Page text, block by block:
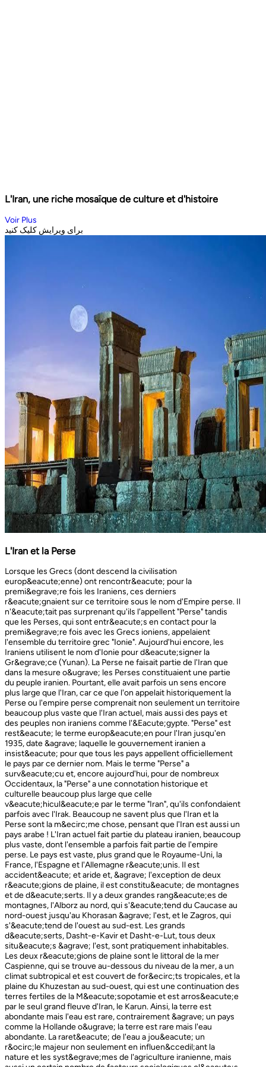
L'Iran, une riche mosaïque de culture et d'histoire
Voir Plus
برای ویرایش کلیک کنید
L'Iran et la Perse
Lorsque les Grecs (dont descend la civilisation europ&eacute;enne) ont rencontr&eacute; pour la premi&egrave;re fois les Iraniens, ces derniers r&eacute;gnaient sur ce territoire sous le nom d'Empire perse. Il n'&eacute;tait pas surprenant qu'ils l'appellent "Perse" tandis que les Perses, qui sont entr&eacute;s en contact pour la premi&egrave;re fois avec les Grecs ioniens, appelaient l'ensemble du territoire grec "Ionie". Aujourd'hui encore, les Iraniens utilisent le nom d'Ionie pour d&eacute;signer la Gr&egrave;ce (Yunan). La Perse ne faisait partie de l'Iran que dans la mesure o&ugrave; les Perses constituaient une partie du peuple iranien. Pourtant, elle avait parfois un sens encore plus large que l'Iran, car ce que l'on appelait historiquement la Perse ou l'empire perse comprenait non seulement un territoire beaucoup plus vaste que l'Iran actuel, mais aussi des pays et des peuples non iraniens comme l'&Eacute;gypte. "Perse" est rest&eacute; le terme europ&eacute;en pour l'Iran jusqu'en 1935, date &agrave; laquelle le gouvernement iranien a insist&eacute; pour que tous les pays appellent officiellement le pays par ce dernier nom. Mais le terme "Perse" a surv&eacute;cu et, encore aujourd'hui, pour de nombreux Occidentaux, la "Perse" a une connotation historique et culturelle beaucoup plus large que celle v&eacute;hicul&eacute;e par le terme "Iran", qu'ils confondaient parfois avec l'Irak. Beaucoup ne savent plus que l'Iran et la Perse sont la m&ecirc;me chose, pensant que l'Iran est aussi un pays arabe ! L'Iran actuel fait partie du plateau iranien, beaucoup plus vaste, dont l'ensemble a parfois fait partie de l'empire perse. Le pays est vaste, plus grand que le Royaume-Uni, la France, l'Espagne et l'Allemagne r&eacute;unis. Il est accident&eacute; et aride et, &agrave; l'exception de deux r&eacute;gions de plaine, il est constitu&eacute; de montagnes et de d&eacute;serts. Il y a deux grandes rang&eacute;es de montagnes, l'Alborz au nord, qui s'&eacute;tend du Caucase au nord-ouest jusqu'au Khorasan &agrave; l'est, et le Zagros, qui s'&eacute;tend de l'ouest au sud-est. Les grands d&eacute;serts, Dasht-e-Kavir et Dasht-e-Lut, tous deux situ&eacute;s &agrave; l'est, sont pratiquement inhabitables. Les deux r&eacute;gions de plaine sont le littoral de la mer Caspienne, qui se trouve au-dessous du niveau de la mer, a un climat subtropical et est couvert de for&ecirc;ts tropicales, et la plaine du Khuzestan au sud-ouest, qui est une continuation des terres fertiles de la M&eacute;sopotamie et est arros&eacute;e par le seul grand fleuve d'Iran, le Karun. Ainsi, la terre est abondante mais l'eau est rare, contrairement &agrave; un pays comme la Hollande o&ugrave; la terre est rare mais l'eau abondante. La raret&eacute; de l'eau a jou&eacute; un r&ocirc;le majeur non seulement en influen&ccedil;ant la nature et les syst&egrave;mes de l'agriculture iranienne, mais aussi un certain nombre de facteurs sociologiques cl&eacute;s, y compris la cause et la nature des &Eacute;tats iraniens. L'&eacute;tendue des montagnes et du d&eacute;sert a naturellement divis&eacute; la population iranienne en groupes relativement isol&eacute;s. Mais l'aridit&eacute; a jou&eacute; un r&ocirc;le encore plus important &agrave; cet &eacute;gard, et ce au niveau des plus petites unit&eacute;s sociales. Dans la majeure partie du pays, l'agriculture et l'&eacute;levage du b&eacute;tail n'&eacute;taient possibles que l&agrave; o&ugrave; l'eau de pluie naturelle, un petit ruisseau, un canal d'eau souterrain, appel&eacute; Qanat, ou une combinaison de ces &eacute;l&eacute;ments fournissait l'approvisionnement minimal n&eacute;cessaire en eau. Le Qanat ou Kariz est un d&eacute;veloppement ing&eacute;nieux des temps anciens, qui remonte &agrave; bien avant la fondation de l'empire perse. &Agrave; partir d'une nappe phr&eacute;atique existante dans les hautes terres, un tunnel est creus&eacute; sous le sol, en pente descendante vers les basses terres (pr&egrave;s des fermes environnantes) o&ugrave; il remonte &agrave; la surface. L'eau qui s'&eacute;coule de la source par gravit&eacute; est ensuite distribu&eacute;e par d'&eacute;troits canaux l&agrave; o&ugrave; elle est n&eacute;cessaire pour l'irrigation et d'autres usages. Le peuple iranien &Agrave; l'origine, les Iraniens &eacute;taient plus une ethnie qu'une nation et les perses se comptaient comme un groupe parmi un bon nombre des Iraniens. A part le pays qui s'appelle aujourd'hui l'Iran, l'Afghanistan et le Tadjikistan appartiennent &eacute;galement &agrave; un territoire iranien plus large dans leurs concepts historiques et culturels. En plus la domaine culturelle iranienne d&eacute;passe encore plus loin que la fronti&egrave;re de l&rsquo;ensemble de ces trois pays et s'&eacute;tendant jusqu&rsquo;au cot&eacute; nordique de l'Inde, l'Ouzb&eacute;kistan, le Turkm&eacute;nistan, le Caucase et l'Anatolie : Aujourd&rsquo;hui , c&rsquo;est ce que l&rsquo;on appelle &lsquo;&rsquo; Monde Persan&rsquo;&rsquo; La langue persane est une des langues iraniennes, alors qu&rsquo;il en existe d'autres vari&eacute;t&eacute;s dont le kurde et le pashto. En Iran, certaines langues locales sont encore parl&eacute;es en tant que des langues vivantes tandis que d&rsquo;autre langues r&eacute;gionales que l&rsquo;iranienne sont &eacute;galement parl&eacute;s en Iran tels que le turc et l&rsquo;arabe. En plus, d'autres formats de la langue persane sont parl&eacute;es en Afghanistan et au Tadjikistan, si bien que les r&eacute;sidents dans ces trois pays arrivent &agrave; se comprendre lors de la conversation et de la communication litt&eacute;raire. Egalement d'autres dialectes persans sont parl&eacute;s en Iran. A vraie dire , n&rsquo;importe quel argument &agrave; propos de l&rsquo;histoire de l&rsquo;Iran, de son &eacute;conomie et de sa politique ne serait pas raisonnable sauf qu&rsquo;on puisse tenir en compte les nomades qui ont &eacute;tabli leurs royaume &agrave; partir de l&rsquo;&eacute;poque des Perses au Qajars qui r&eacute;gnaient jusuq&rsquo;aux20&egrave;me si&egrave;cle. Suit &agrave; la recherches des p&acirc;turages encore plus verts et des sols fertils, diff&eacute;rents &eacute;thnies comme le turques, sont partis vers les r&eacute;gions au nord, nord-est et l&rsquo;est de la Perse . Apr&egrave;s avoir s&rsquo;h&eacute;berger , ils fallait qu&rsquo;ils se pr&eacute;par&egrave;rent pour faire face aux &eacute;nemies etrang&egrave;res . La s&egrave;cheresse, l&rsquo;aridit&eacute; et la densit&eacute; de la population dan leurs propres r&eacute;gions fut la cause de l&rsquo;immigration vers la Perse. D&rsquo;autre part la manqu&eacute; de la pluie et l&rsquo;aridit&eacute; en Iran causait la miragartion des gens vers des r&eacute;gions plus verts : ils se d&eacute;pla&ccedil;aient tous les ann&eacute;es, pour aller vers les r&eacute;gions o&ugrave; il faisait agr&eacute;able pendant l&rsquo;hiver et des r&eacute;gions o&ugrave; le climat faisait moins chaud au cours de l&rsquo;&eacute;t&eacute;. En comparaison avec les les s&eacute;dentaires, les nomades ont des puissances militaires et ils sont plus dynamiques, et plus nombreux que les villageoises qu'ils attaquaient. Ces particularit&eacute;s permettent &agrave; une tribu ou &agrave; un ensemble de tribus de faire diriger les autres vers la formation d&rsquo;un &eacute;tat central : Ensuite il faisait les n&eacute;cessaires pour collecter directement ou via un moyen indirect, la totalit&eacute; des produits agricoles exc&eacute;dentaires pour fournir les affaires financi&egrave;res. Ainsi il devient un &eacute;tat central et capable &agrave; taille de contr&ocirc;ler, d'administrer et de d&eacute;fendre ses vastes territoires. La plupart des souverains iraniens se d&eacute;pla&ccedil;aient la plupart du temps et cette caract&eacute;ristique est racin&eacute; dans leurs origines et leurs esprits. Par exemple les Ach&eacute;m&eacute;nides dirigeaient leurs trois capitales et se d&eacute;pla&ccedil;aient entre : Suse, Pers&eacute;polis et Ecbatane et parfois quatre si on fait inclure la Babylon. D&egrave;s le d&eacute;but ; tous les gouvernements iraniens jusqu&rsquo;au 20&egrave;me si&egrave;cle, on &eacute;t&eacute; fond&eacute;s par des tribus nomades et apr&egrave;s avoir &ecirc;tre uni au sein du gouvernement , il fallait se pr&eacute;parer pour faire face aux d&eacute;fis comme l&rsquo;invasion des nomades dans le pays et ceux qui pourraient attaquer depuis des terres au-del&agrave; des fronti&egrave;res. D'une mani&egrave;re historique, l'Iran a &eacute;t&eacute; le carrefour entre l'Asie et l'Europe, l'Est et l'Ouest. Les personnes, les biens ainsi que les croyances, les normes et produits culturels y sont pass&eacute;s, g&eacute;n&eacute;ralement d'est en ouest, mais pas toujours. L'influence orientale &eacute;tait telle que beaucoup des anciens mythes et l&eacute;gendes iraniens provenaient des terres orientales de l'Iran, bien que l'islam et les Arabes soient venus de la direction oppos&eacute;e. Cette situation g&eacute;ographique particuli&egrave;re a donn&eacute; lieu &agrave; ce que l'on peut appeler &laquo; l'effet carrefour &raquo;, &agrave; la fois d&eacute;stabilisant et enrichissant le pays ; rendant ses habitants hospitaliers et amicaux envers les &eacute;trangers et aussi tr&egrave;s conscients de leur particularit&eacute;. L'une des cons&eacute;quences de l'effet de carrefour est le fait que l'Iran est maintenant peupl&eacute; d&rsquo;une vari&eacute;t&eacute; de communaut&eacute;s ethniques et linguistiques incluant ceux dont la langue maternelle est le persan, ainsi que les Kurdes, les Turcs, les Arabes, les Baloutches, etc. On rencontre les Turcophones dans la r&eacute;gion Nord-ouest de l'Azerba&iuml;djan, aujourd'hui divis&eacute;e en plusieurs provinces, &agrave; la fronti&egrave;re de la Turquie et du Caucase. D'autres peuples turcophones, comme les Turkm&egrave;nes du Centre-nord-est et les tribus turcophones comm